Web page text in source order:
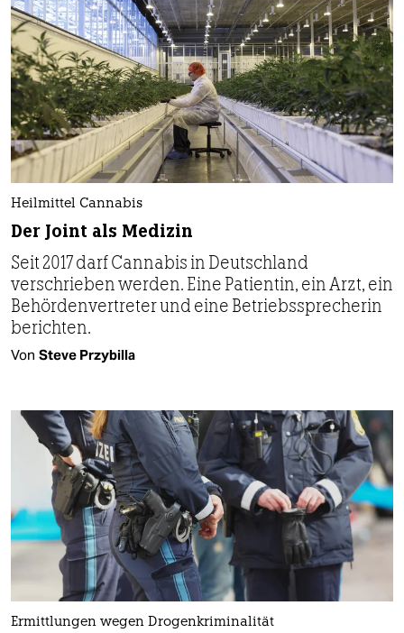
Heilmittel Cannabis
Der Joint als Medizin
Seit 2017 darf Cannabis in Deutschland
verschrieben werden. Eine Patientin, ein Arzt, ein
Behörden­vertreter und eine Betriebssprecherin
berichten.
Von Steve Przybilla
Ermittlungen wegen Drogenkriminalität